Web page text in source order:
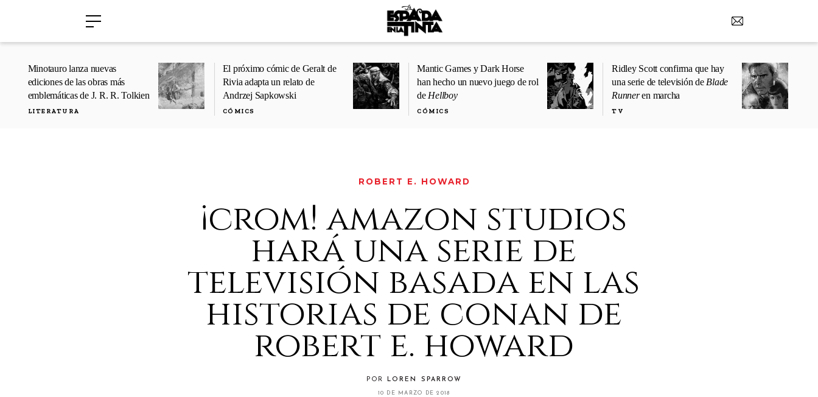
Minotauro lanza nuevas
ediciones de las obras más
emblemáticas de J. R. R. Tolkien
LITERATURA
El próximo cómic de Geralt de
Rivia adapta un relato de
Andrzej Sapkowski
CÓMICS
Mantic Games y Dark Horse
han hecho un nuevo juego de rol
de Hellboy
CÓMICS
Ridley Scott confirma que hay
una serie de televisión de Blade
Runneren marcha
TV
ROBERT E. HOWARD
¡crom! amazon studios
hará una serie de
televisión basada en las
historias de conan de
robert e. howard
POR LOREN SPARROW
10 DE MARZO DE 2018
›